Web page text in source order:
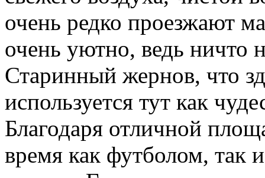
очень редко проезжают
очень уютно, ведь
Старинный жернов, что
используется тут как
Благодаря отличной
время как футболом, так